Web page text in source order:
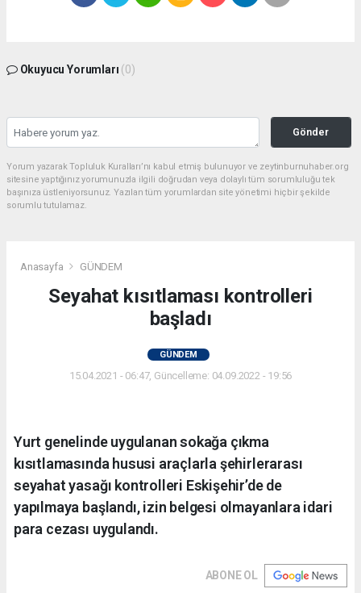
Okuyucu Yorumları (0)
Gönder
Yorum yazarak Topluluk Kuralları’nı kabul etmiş bulunuyor ve zeytinburnuhaber.org
sitesine yaptığınız yorumunuzla ilgili doğrudan veya dolaylı tüm sorumluluğu tek
başınıza üstleniyorsunuz. Yazılan tüm yorumlardan site yönetimi hiçbir şekilde
sorumlu tutulamaz.
Anasayfa GÜNDEM
Seyahat kısıtlaması kontrolleri
başladı
GÜNDEM
15.04.2021 - 06:47, Güncelleme: 04.09.2022 - 19:56
Yurt genelinde uygulanan sokağa çıkma
kısıtlamasında hususi araçlarla şehirlerarası
seyahat yasağı kontrolleri Eskişehir’de de
yapılmaya başlandı, izin belgesi olmayanlara idari
para cezası uygulandı.
ABONE OL